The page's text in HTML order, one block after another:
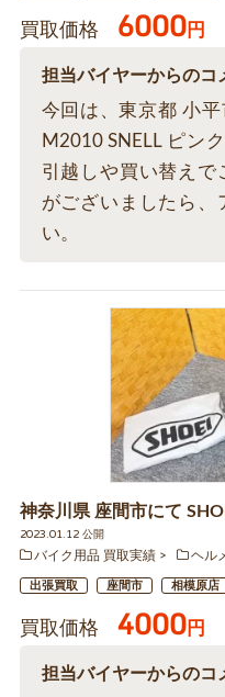
買取価格 6000円
担当バイヤーからのコ
今回は、東京都 小
M2010 SNELL ピン
引越しや買い替えで
がございましたら、
い。
神奈川県 座間市にて
2023.01.12 公開
バイク用品 買取実績
ヘル
出張買取 座間市 相模原店
買取価格 4000円
担当バイヤーからのコ